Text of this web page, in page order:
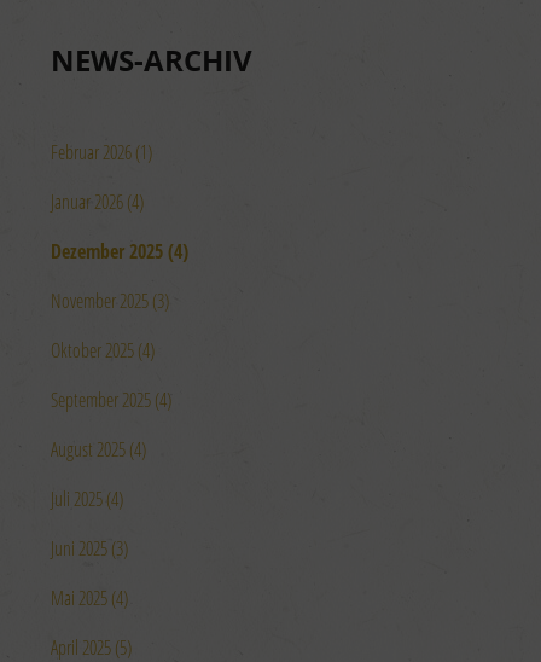
NEWS-ARCHIV
Februar 2026 (1)
Januar 2026 (4)
Dezember 2025 (4)
November 2025 (3)
Oktober 2025 (4)
September 2025 (4)
August 2025 (4)
Juli 2025 (4)
Juni 2025 (3)
Mai 2025 (4)
April 2025 (5)